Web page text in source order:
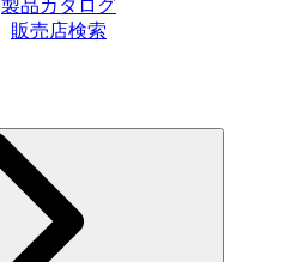
製品カタログ
販売店検索